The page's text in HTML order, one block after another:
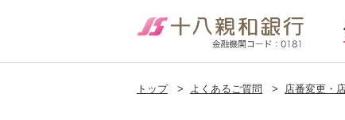
トップ > よくあるご質問 > 店番変更・